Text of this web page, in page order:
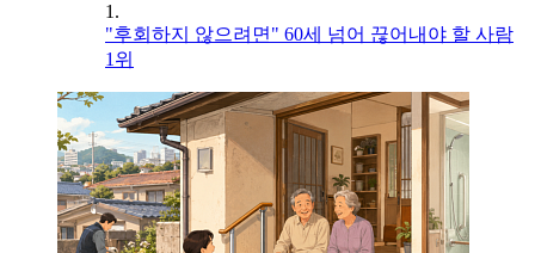
1.
"후회하지 않으려면" 60세 넘어 끊어내야 할 사람
1위